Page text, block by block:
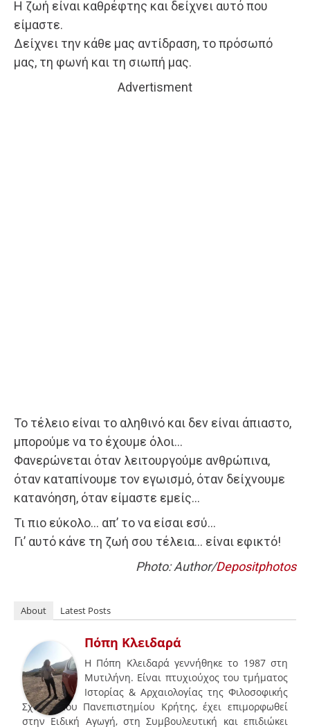
Η ζωή είναι καθρέφτης και δείχνει αυτό που
είμαστε.
Δείχνει την κάθε μας αντίδραση, το πρόσωπό
μας, τη φωνή και τη σιωπή μας.
Advertisment
Το τέλειο είναι το αληθινό και δεν είναι άπιαστο,
μπορούμε να το έχουμε όλοι…
Φανερώνεται όταν λειτουργούμε ανθρώπινα,
όταν καταπίνουμε τον εγωισμό, όταν δείχνουμε
κατανόηση, όταν είμαστε εμείς…
Τι πιο εύκολο… απ’ το να είσαι εσύ…
Γι’ αυτό κάνε τη ζωή σου τέλεια… είναι εφικτό!
Photo: Author/Depositphotos
About Latest Posts
Πόπη Κλειδαρά
Η Πόπη Κλειδαρά γεννήθηκε το 1987 στη
Μυτιλήνη. Είναι πτυχιούχος του τμήματος
Ιστορίας & Αρχαιολογίας της Φιλοσοφικής
Σχολής του Πανεπιστημίου Κρήτης, έχει επιμορφωθεί
στην Ειδική Αγωγή, στη Συμβουλευτική και επιδιώκει